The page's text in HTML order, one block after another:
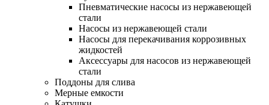
Пневматические насосы из нержавеющей
стали
Насосы из нержавеющей стали
Насосы для перекачивания коррозивных
жидкостей
Аксессуары для насосов из нержавеющей
стали
Поддоны для слива
Мерные емкости